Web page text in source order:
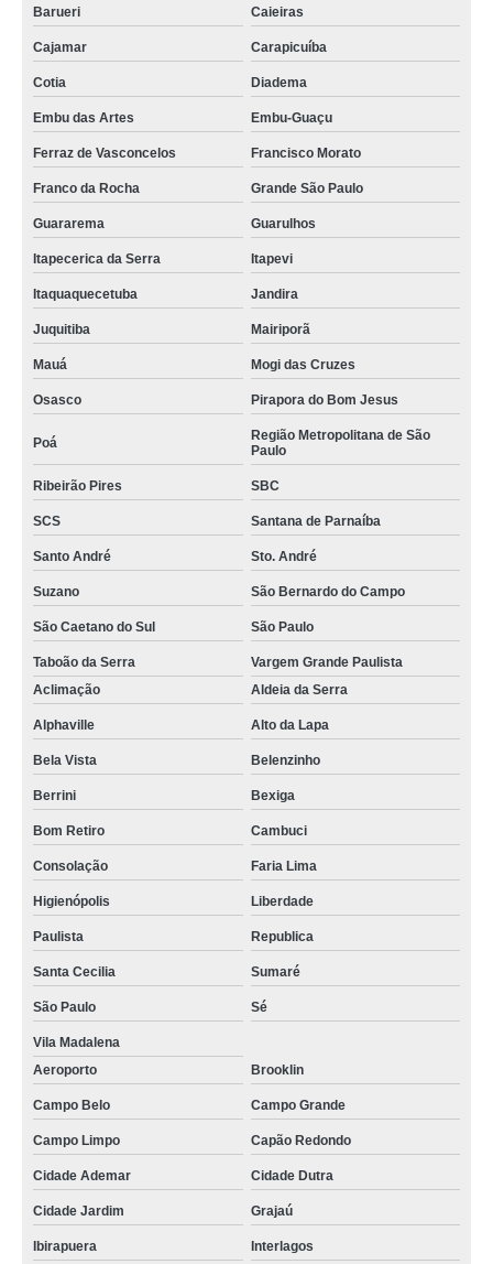
Barueri Caieiras
Cajamar Carapicuíba
Cotia Diadema
Embu das Artes Embu-Guaçu
Ferraz de Vasconcelos Francisco Morato
Franco da Rocha Grande São Paulo
Guararema Guarulhos
Itapecerica da Serra Itapevi
Itaquaquecetuba Jandira
Juquitiba Mairiporã
Mauá Mogi das Cruzes
Osasco Pirapora do Bom Jesus
Poá
Região Metropolitana de São
Paulo
Ribeirão Pires SBC
SCS Santana de Parnaíba
Santo André Sto. André
Suzano São Bernardo do Campo
São Caetano do Sul São Paulo
Taboão da Serra
Vargem Grande Paulista
Aclimação
Aldeia da Serra
Alphaville Alto da Lapa
Bela Vista Belenzinho
Berrini Bexiga
Bom Retiro Cambuci
Consolação Faria Lima
Higienópolis Liberdade
Paulista Republica
Santa Cecilia Sumaré
São Paulo Sé
Vila Madalena
Aeroporto
Brooklin
Campo Belo Campo Grande
Campo Limpo Capão Redondo
Cidade Ademar Cidade Dutra
Cidade Jardim Grajaú
Ibirapuera Interlagos